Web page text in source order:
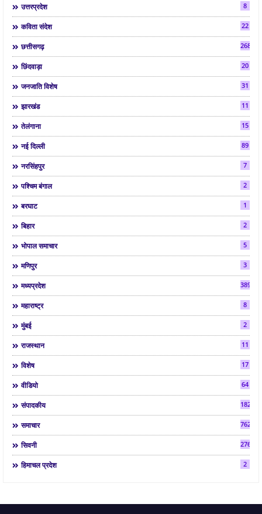
उत्तरप्रदेश 8
कविता संदेश 22
छत्तीसगढ़ 268
छिंदवाड़ा 20
जनजाति विशेष 31
झारखंड 11
तेलंगाना 15
नई दिल्ली 89
नरसिंहपुर 7
पश्चिम बंगाल 2
बरघाट 1
बिहार 2
भोपाल समाचार 5
मणिपुर 3
मध्यप्रदेश 3892
महाराष्ट्र 8
मुंबई 2
राजस्थान 11
विशेष 17
वीडियो 64
संपादकीय 182
समाचार 7624
सिवनी 2763
हिमाचल प्रदेश 2